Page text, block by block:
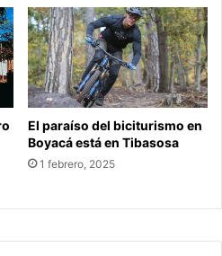
El paraíso del biciturismo en
Boyacá está en Tibasosa
1 febrero, 2025